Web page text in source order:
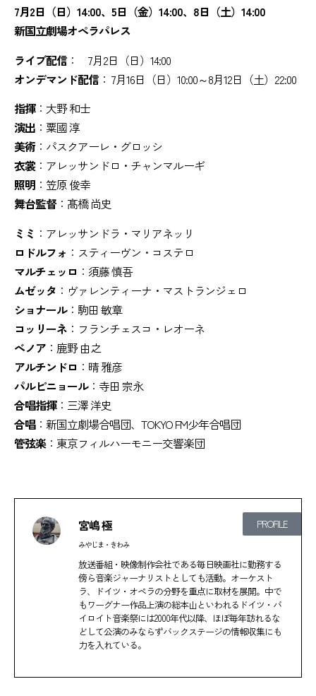
7月2日（日）14:00、 5日（金）14:00、8日（土）14:00
新国立劇場オペラパレス
ライブ配信 ： 7月2日（日）14:00
オンデマンド配信 ： 7月16日（日）10:00～8月12日（土）22:00
指揮：大野 和士
演出 ：粟國 淳
美術：パスクアーレ・グロッシ
衣裳：アレッサンドロ・チャンマルーギ
照明 ：笠原 俊幸
舞台監督：髙橋 尚史
ミミ ：アレッサンドラ・マリアネッリ
ロドルフォ ：スティーヴン・コステロ
マルチェッロ ：須藤 慎吾
ムゼッタ ：ヴァレンティーナ・マストランジェロ
ショナール：駒田 敏章
コッリーネ ：フランチェスコ・レオーネ
べノア ：鹿野 由之
アルチンドロ ：晴 雅彦
パルピニョール：寺田 宗永
合唱指揮：三澤 洋史
合唱：新国立劇場合唱団、TOKYO FM少年合唱団
管弦楽：東京フィルハーモニー交響楽団
PROFILE
宮嶋 極
みやじま・きわみ
放送番組・映像制作会社である毎日映画社に勤務する
傍ら音楽ジャーナリストとしても活動。オーケスト
ラ、ドイツ・オペラの分野を重点に取材を展開。中で
もワーグナー作品上演の総本山といわれるドイツ・バ
イロイト音楽祭には2000年代以降、ほぼ毎年訪れるな
どして公演のみならずバックステージの情報収集にも
力を入れている。